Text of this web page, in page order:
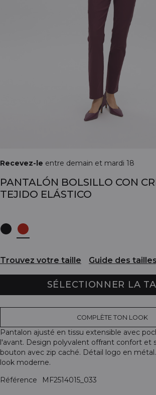
Recevez-le entre demain et mardi 18
PANTALÓN BOLSILLO CON
TEJIDO ELÁSTICO
Trouvez votre taille Guide des tailles
SÉLECTIONNER LA
COMPLÈTE TON LOOK
Pantalon ajusté en tissu extensible avec
l'avant. Design polyvalent offrant confort et
bouton avec zip caché. Détail logo en
look moderne.
Référence
MF2514015_033